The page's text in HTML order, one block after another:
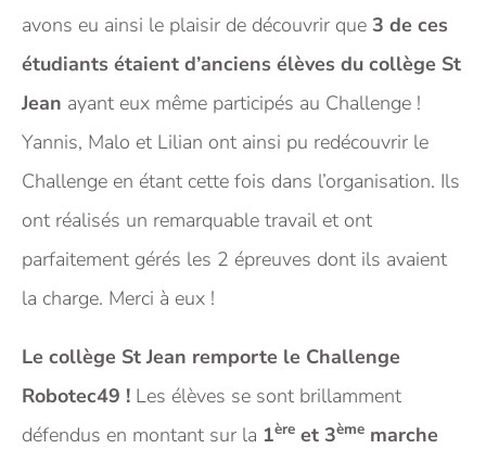
avons eu ainsi le plaisir de découvrir que 3 de ces
étudiants étaient d’anciens élèves du collège St
Jean ayant eux même participés au Challenge !
Yannis, Malo et Lilian ont ainsi pu redécouvrir le
Challenge en étant cette fois dans l’organisation. Ils
ont réalisés un remarquable travail et ont
parfaitement gérés les 2 épreuves dont ils avaient
la charge. Merci à eux !
Le collège St Jean remporte le Challenge
Robotec49 ! Les élèves se sont brillamment
défendus en montant sur la 1ère et 3ème marche